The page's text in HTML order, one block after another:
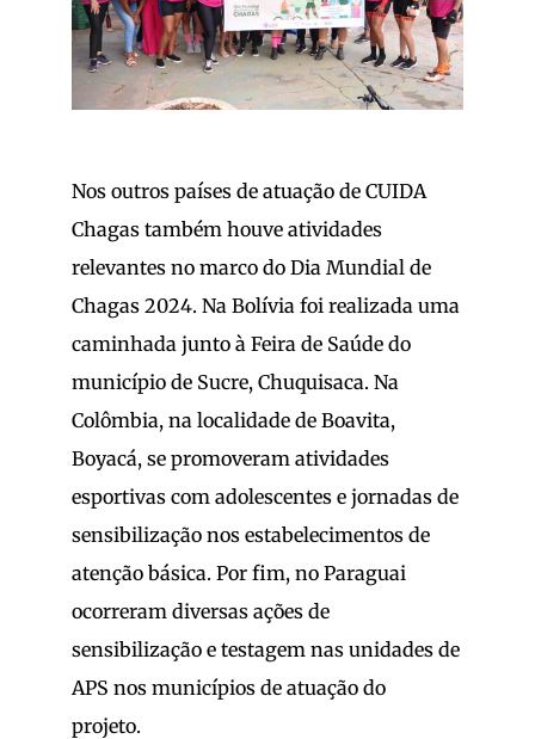
Nos outros países de atuação de CUIDA
Chagas também houve atividades
relevantes no marco do Dia Mundial de
Chagas 2024. Na Bolívia foi realizada uma
caminhada junto à Feira de Saúde do
município de Sucre, Chuquisaca. Na
Colômbia, na localidade de Boavita,
Boyacá, se promoveram atividades
esportivas com adolescentes e jornadas de
sensibilização nos estabelecimentos de
atenção básica. Por fim, no Paraguai
ocorreram diversas ações de
sensibilização e testagem nas unidades de
APS nos municípios de atuação do
projeto.